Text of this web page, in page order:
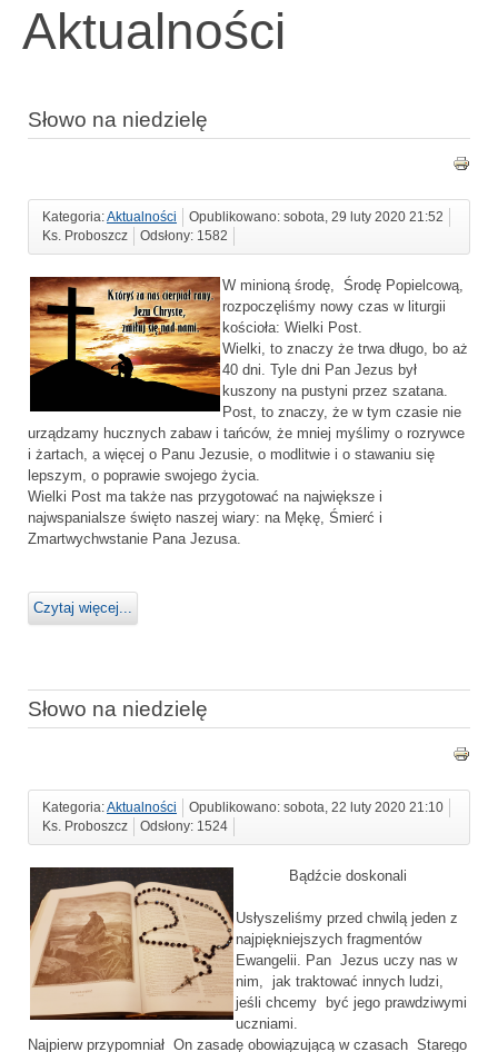
Aktualności
Słowo na niedzielę
Kategoria:Aktualności
Opublikowano: sobota, 29 luty 2020 21:52
Ks. Proboszcz
Odsłony: 1582
W minioną środę, Środę Popielcową,
rozpoczęliśmy nowy czas w liturgii
kościoła: Wielki Post.
Wielki, to znaczy że trwa długo, bo aż
40 dni. Tyle dni Pan Jezus był
kuszony na pustyni przez szatana.
Post, to znaczy, że w tym czasie nie
urządzamy hucznych zabaw i tańców, że mniej myślimy o rozrywce
i żartach, a więcej o Panu Jezusie, o modlitwie i o stawaniu się
lepszym, o poprawie swojego życia.
Wielki Post ma także nas przygotować na największe i
najwspanialsze święto naszej wiary: na Mękę, Śmierć i
Zmartwychwstanie Pana Jezusa.
Czytaj więcej...
Słowo na niedzielę
Kategoria:Aktualności
Opublikowano: sobota, 22 luty 2020 21:10
Ks. Proboszcz
Odsłony: 1524
Bądźcie doskonali
Usłyszeliśmy przed chwilą jeden z
najpiękniejszych fragmentów
Ewangelii. Pan Jezus uczy nas w
nim, jak traktować innych ludzi,
jeśli chcemy być jego prawdziwymi
uczniami.
Najpierw przypomniał On zasadę obowiązującą w czasach Starego